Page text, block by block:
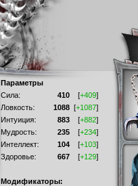
Параметры
Сила:
410 [+409]
Ловкость:
1088 [+1087]
Интуиция:
883 [+882]
Мудрость:
235 [+234]
Интеллект:
104 [+103]
Здоровье:
667 [+129]
Модификаторы: